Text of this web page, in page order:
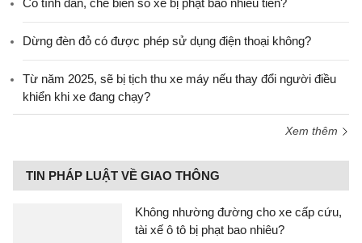
Cố tình dán, che biển số xe bị phạt bao nhiêu tiền?
Dừng đèn đỏ có được phép sử dụng điện thoại không?
Từ năm 2025, sẽ bị tịch thu xe máy nếu thay đổi người điều
khiển khi xe đang chạy?
Xem thêm
TIN PHÁP LUẬT VỀ GIAO THÔNG
Không nhường đường cho xe cấp cứu,
tài xế ô tô bị phạt bao nhiêu?